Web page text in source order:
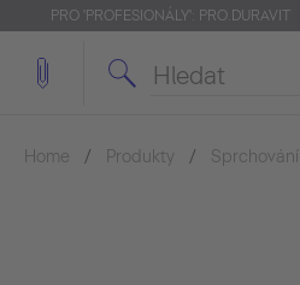
PRO 'PROFESIONÁLY': PRO.DURAVIT
Home Produkty Sprchování